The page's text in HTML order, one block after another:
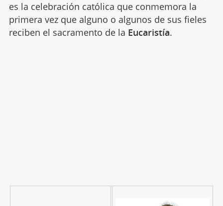
es la celebración católica que conmemora la
primera vez que alguno o algunos de sus fieles
reciben el sacramento de la Eucaristía.